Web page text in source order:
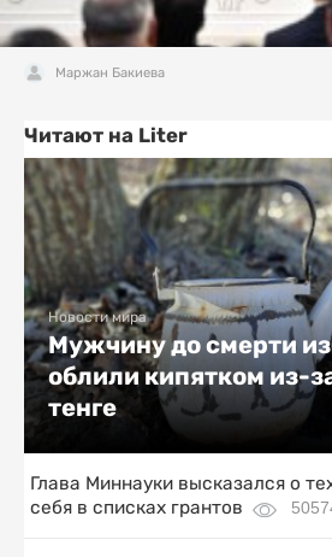
Маржан Бакиева
Читают на Liter
Новости мира
Мужчину до смерти
облили кипятком из-
тенге
Глава Миннауки высказался о
себя в списках грантов